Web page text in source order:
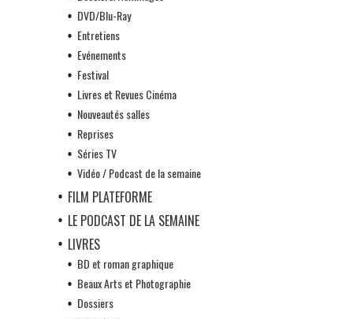
DVD/Blu-Ray
Entretiens
Evénements
Festival
Livres et Revues Cinéma
Nouveautés salles
Reprises
Séries TV
Vidéo / Podcast de la semaine
FILM PLATEFORME
LE PODCAST DE LA SEMAINE
LIVRES
BD et roman graphique
Beaux Arts et Photographie
Dossiers